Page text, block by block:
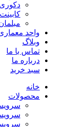
واحد
وبلاگ
تماس با ما
درباره ما
سبد خرید
خانه
محصولات